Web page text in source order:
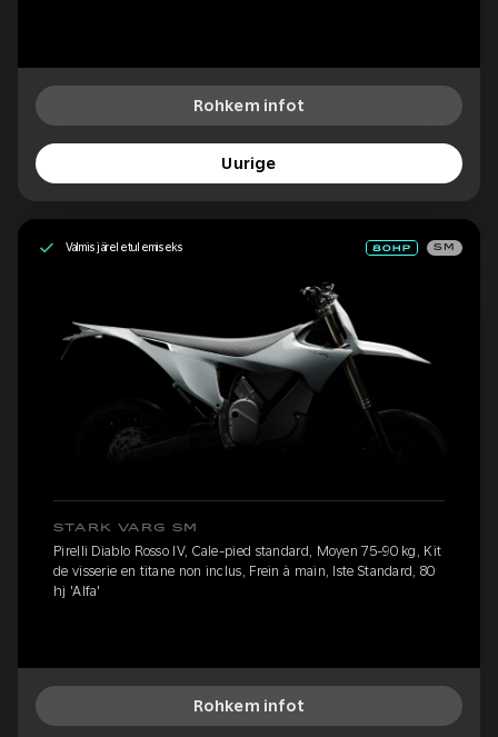
Rohkem infot
Uurige
Valmis järeletulemiseks SM
STARK VARG SM
Pirelli Diablo Rosso IV, Cale-pied standard, Moyen 75-90 kg, Kit
de visserie en titane non inclus, Frein à main, Iste Standard, 80
hj 'Alfa'
Rohkem infot